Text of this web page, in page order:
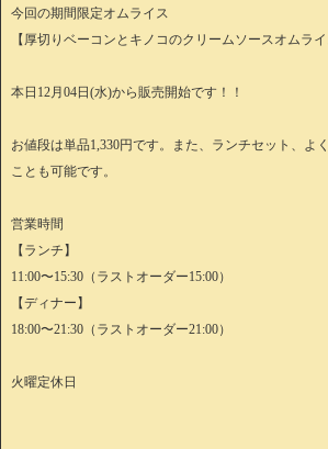
今回の期間限定オムライス
【厚切りベーコンとキノコのクリームソースオムライ
本日12月04日(水)から販売開始です！！
お値段は単品1,330円です。また、ランチセット、よ
ことも可能です。
営業時間
【ランチ】
11:00〜15:30（ラストオーダー15:00）
【ディナー】
18:00〜21:30（ラストオーダー21:00）
火曜定休日